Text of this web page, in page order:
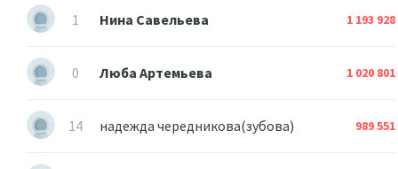
1 Нина Савельева 1 193 928
0 Люба Артемьева 1 020 801
14 надежда чередникова(зубова) 989 551